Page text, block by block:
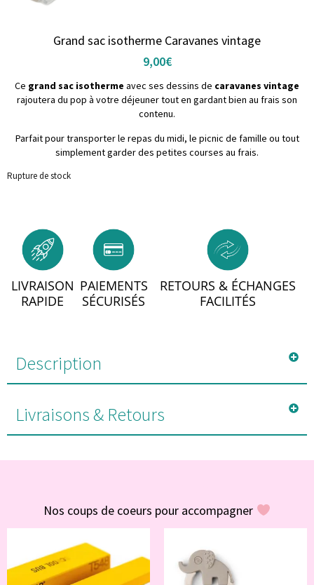
Grand sac isotherme Caravanes vintage
9,00€
Ce grand sac isotherme avec ses dessins de caravanes vintage
rajoutera du pop à votre déjeuner tout en gardant bien au frais son
contenu.
Parfait pour transporter le repas du midi, le picnic de famille ou tout
simplement garder des petites courses au frais.
Rupture de stock
LIVRAISON
RAPIDE
PAIEMENTS
SÉCURISÉS
RETOURS & ÉCHANGES
FACILITÉS
Description
Livraisons & Retours
Nos coups de coeurs pour accompagner